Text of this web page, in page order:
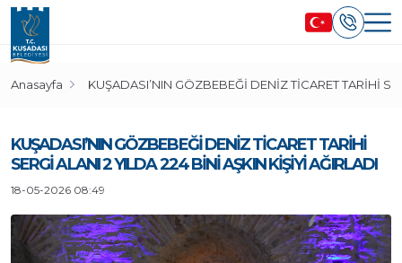
Anasayfa KUŞADASI’NIN GÖZBEBEĞİ DENİZ TİCARET TARİHİ
KUŞADASI’NIN GÖZBEBEĞİ DENİZ TİCARET TARİHİ
SERGİ ALANI 2 YILDA 224 BİNİ AŞKIN KİŞİYİ AĞIRLADI
18-05-2026 08:49